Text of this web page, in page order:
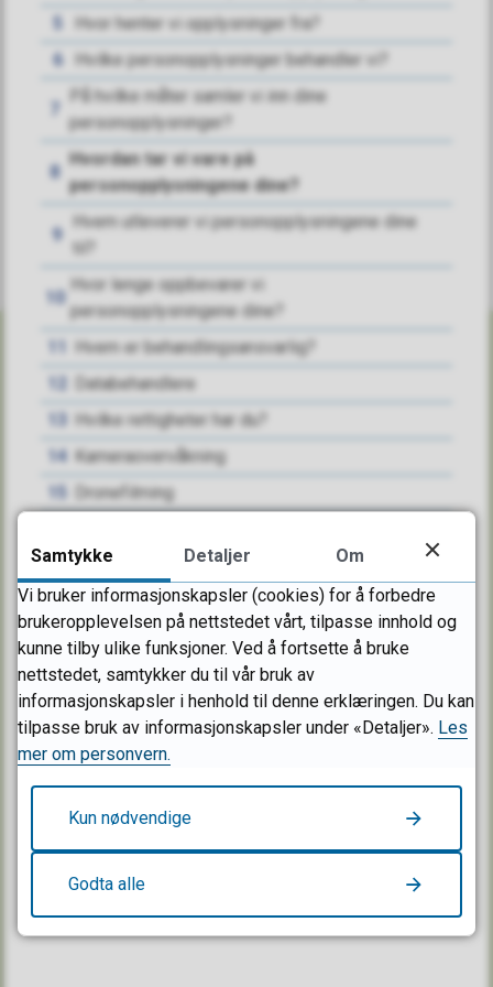
Ja Nei
Skriv til oss
SANDEFJORD KOMMUNE
E-post:post@sandefjord.kommune.no
Send sikker melding
Organisasjonsnummer/EHF: 916 882 807
Besøk oss
RÅDHUSET
5
Hvor henter vi opplysninger fra?
6
Hvilke personopplysninger behandler vi?
På hvilke måter samler vi inn dine
personopplysninger?
8
Hvordan tar vi vare på
personopplysningene dine?
9
Hvem utleverer vi personopplysningene dine
til?
10
Hvor lenge oppbevarer vi
personopplysningene dine?
11
Hvem er behandlingsansvarlig?
12
Databehandlere
13 Hvilke rettigheter har du?
14 Kameraovervåkning
15
Dronefilming
17 Mobilappen Sandefjord innbygger
Samtykke Detaljer
Om
Vi bruker informasjonskapsler (cookies) for å forbedre
brukeropplevelsen på nettstedet vårt, tilpasse innhold og
kunne tilby ulike funksjoner. Ved å fortsette å bruke
nettstedet, samtykker du til vår bruk av
informasjonskapsler i henhold til denne erklæringen. Du kan
tilpasse bruk av informasjonskapsler under «Detaljer». Les
mer om personvern.
Kun nødvendige
Godta alle